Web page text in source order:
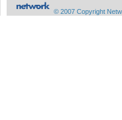
© 2007 Copyright